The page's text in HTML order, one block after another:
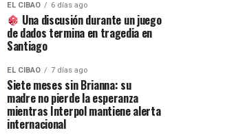
EL CIBAO 6 días ago
Una discusión durante un juego
de dados termina en tragedia en
Santiago
EL CIBAO 7 días ago
Siete meses sin Brianna: su
madre no pierde la esperanza
mientras Interpol mantiene alerta
internacional